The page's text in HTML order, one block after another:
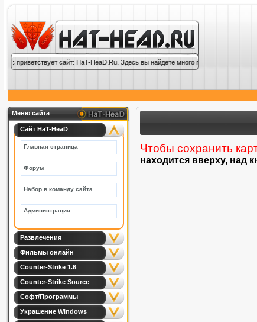
приветствует сайт: HaT-HeaD.Ru. Здесь вы найдете много полезной
Меню сайта
Сайт HaT-HeaD
Главная страница
Форум
Набор в команду сайта
Администрация
Развлечения
Фильмы онлайн
Counter-Strike 1.6
Counter-Strike Source
Софт/Программы
Украшение Windows
Чтобы сохранить
находится вверху, над